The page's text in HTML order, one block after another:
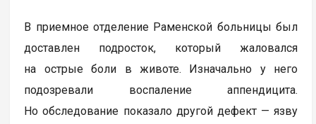
В приемное отделение Раменской больницы был
доставлен подросток, который жаловался
на острые боли в животе. Изначально у него
подозревали воспаление аппендицита.
Но обследование показало другой дефект — язву